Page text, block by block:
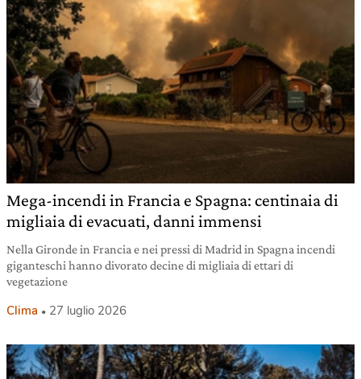
Mega-incendi in Francia e Spagna: centinaia di
migliaia di evacuati, danni immensi
Nella Gironde in Francia e nei pressi di Madrid in Spagna incendi
giganteschi hanno divorato decine di migliaia di ettari di
vegetazione
Clima 27 luglio 2026